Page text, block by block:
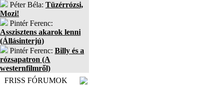
Péter Béla: Tüzérrózsi,
Mozi!
Pintér Ferenc:
Asszisztens akarok lenni
(Állásinterjú)
Pintér Ferenc: Billy és a
rózsapatron (A
westernfilmről)
FRISS FÓRUMOK